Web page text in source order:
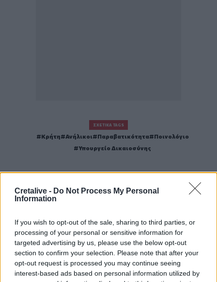
Cretalive - Do Not Process My Personal
Information
If you wish to opt-out of the sale, sharing to third parties, or
processing of your personal or sensitive information for
targeted advertising by us, please use the below opt-out
section to confirm your selection. Please note that after your
opt-out request is processed you may continue seeing
interest-based ads based on personal information utilized by
ΣΧΕΤΙΚΆ TAGS
Κρήτη Ανήλικοι Παραβατικότητα
Ποινολόγιο
Υπουργείο Δικαιοσύνης
ΣΤΕΊΛΕ ΤΗΝ ΕΊΔΗΣΗ
Ροή ειδήσεων Δημοφιλή